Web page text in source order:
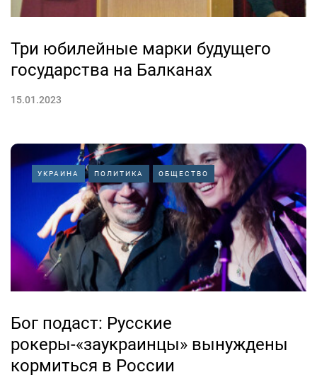
Три юбилейные марки будущего
государства на Балканах
15.01.2023
УКРАИНА ПОЛИТИКА ОБЩЕСТВО
Бог подаст: Русские
рокеры-«заукраинцы» вынуждены
кормиться в России